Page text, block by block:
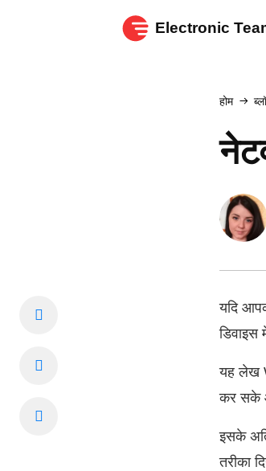
Electronic
होम
यदि
यह लेख
कर सके
इसके
तरीका